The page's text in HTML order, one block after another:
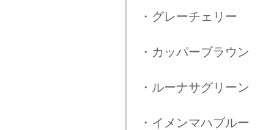
・グレーチェリー
・カッパーブラウン
・ルーナサグリーン
・イメンマハブルー